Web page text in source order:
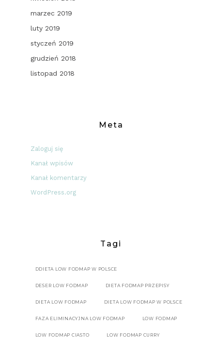
marzec 2019
luty 2019
styczeń 2019
grudzień 2018
listopad 2018
Meta
Zaloguj się
Kanał wpisów
Kanał komentarzy
WordPress.org
Tagi
DDIETA LOW FODMAP W POLSCE
DESER LOW FODMAP DIETA FODMAP PRZEPISY
DIETA LOW FODMAP DIETA LOW FODMAP W POLSCE
FAZA ELIMINACYJNA LOW FODMAP LOW FODMAP
LOW FODMAP CIASTO LOW FODMAP CURRY